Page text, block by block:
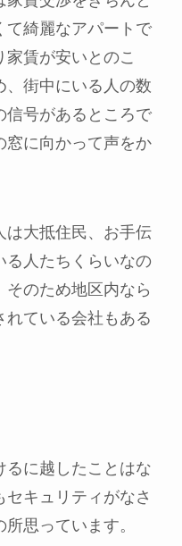
て綺麗なアパートで
家賃が安いとのこ
、街中にいる人の数
信号があるところで
窓に向かって声をか
は大抵住民、お手伝
る人たちくらいなの
のため地区内なら
ている会社もある
るに越したことはな
キュリティがなさ
思っています。